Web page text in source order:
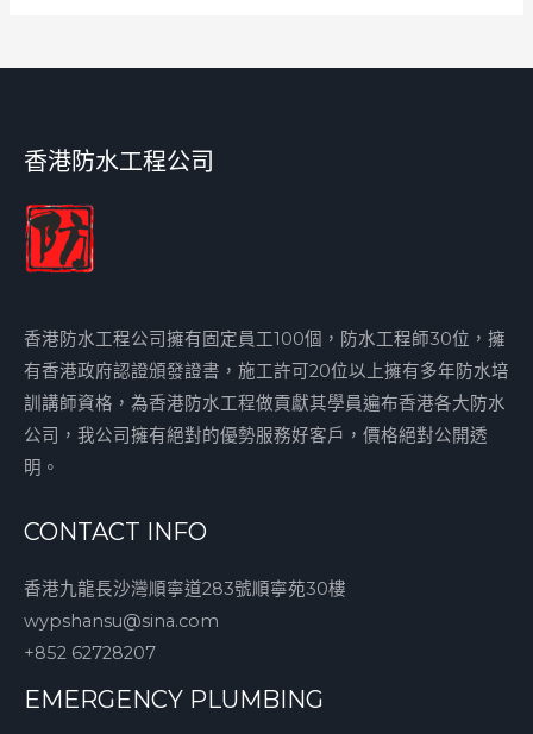
香港防水工程公司
香港防水工程公司擁有固定員工100個，防水工程師30位，擁
有香港政府認證頒發證書，施工許可20位以上擁有多年防水培
訓講師資格，為香港防水工程做貢獻其學員遍布香港各大防水
公司，我公司擁有絕對的優勢服務好客戶，價格絕對公開透
明。
CONTACT INFO
香港九龍長沙灣順寧道283號順寧苑30樓
wypshansu@sina.com
+852 62728207
EMERGENCY PLUMBING